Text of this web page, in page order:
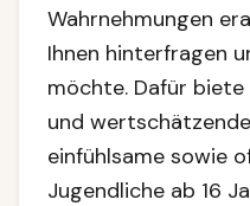
Wahrnehmungen
Ihnen hinterfragen
möchte. Dafür biete
und
einfühlsame sowie
Jugendliche ab 16